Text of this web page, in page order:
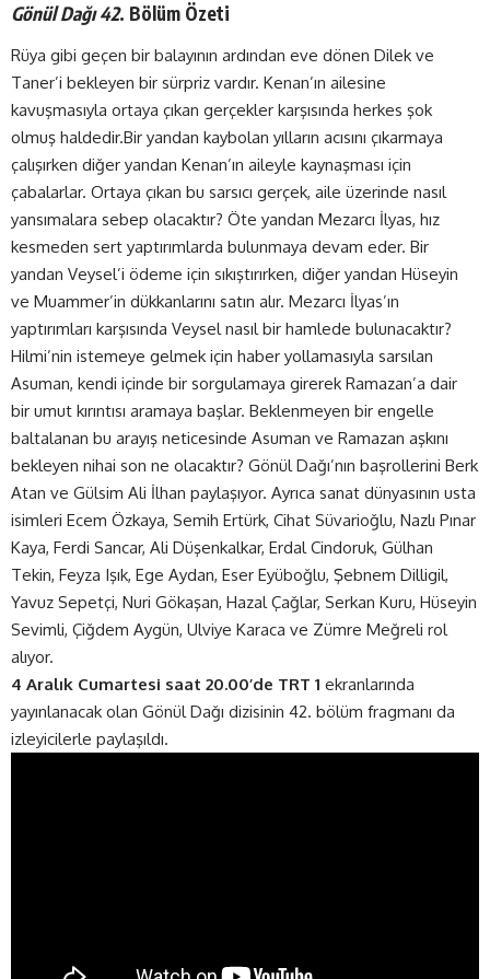
Gönül Dağı 42. Bölüm Özeti
Rüya gibi geçen bir balayının ardından eve dönen Dilek ve
Taner’i bekleyen bir sürpriz vardır. Kenan’ın ailesine
kavuşmasıyla ortaya çıkan gerçekler karşısında herkes şok
olmuş haldedir.Bir yandan kaybolan yılların acısını çıkarmaya
çalışırken diğer yandan Kenan’ın aileyle kaynaşması için
çabalarlar. Ortaya çıkan bu sarsıcı gerçek, aile üzerinde nasıl
yansımalara sebep olacaktır? Öte yandan Mezarcı İlyas, hız
kesmeden sert yaptırımlarda bulunmaya devam eder. Bir
yandan Veysel’i ödeme için sıkıştırırken, diğer yandan Hüseyin
ve Muammer’in dükkanlarını satın alır. Mezarcı İlyas’ın
yaptırımları karşısında Veysel nasıl bir hamlede bulunacaktır?
Hilmi’nin istemeye gelmek için haber yollamasıyla sarsılan
Asuman, kendi içinde bir sorgulamaya girerek Ramazan’a dair
bir umut kırıntısı aramaya başlar. Beklenmeyen bir engelle
baltalanan bu arayış neticesinde Asuman ve Ramazan aşkını
bekleyen nihai son ne olacaktır? Gönül Dağı’nın başrollerini Berk
Atan ve Gülsim Ali İlhan paylaşıyor. Ayrıca sanat dünyasının usta
isimleri Ecem Özkaya, Semih Ertürk, Cihat Süvarioğlu, Nazlı Pınar
Kaya, Ferdi Sancar, Ali Düşenkalkar, Erdal Cindoruk, Gülhan
Tekin, Feyza Işık, Ege Aydan, Eser Eyüboğlu, Şebnem Dilligil,
Yavuz Sepetçi, Nuri Gökaşan, Hazal Çağlar, Serkan Kuru, Hüseyin
Sevimli, Çiğdem Aygün, Ulviye Karaca ve Zümre Meğreli rol
alıyor.
4 Aralık Cumartesi saat 20.00’de TRT 1 ekranlarında
yayınlanacak olan Gönül Dağı dizisinin 42. bölüm fragmanı da
izleyicilerle paylaşıldı.